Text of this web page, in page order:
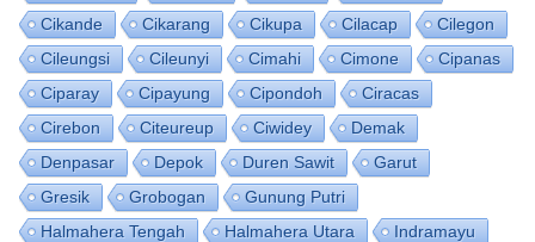
Cikande
Cikarang Cikupa Cilacap
Cilegon
Cileungsi
Cileunyi Cimahi Cimone
Cipanas
Ciparay
Cipayung Cipondoh
Ciracas
Cirebon
Citeureup Ciwidey
Demak
Denpasar
Depok Duren Sawit
Garut
Gresik
Grobogan
Gunung Putri
Halmahera Tengah
Halmahera Utara
Indramayu